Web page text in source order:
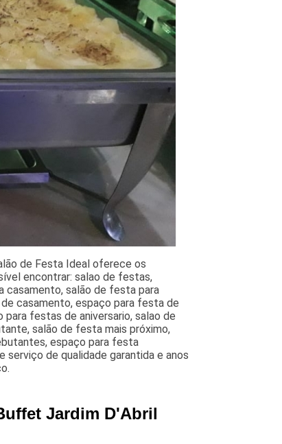
de Festa Ideal oferece os
encontrar: salao de festas,
casamento, salão de festa para
casamento, espaço para festa de
festas de aniversario, salao de
salão de festa mais próximo,
espaço para festa
de qualidade garantida e anos
Jardim D'Abril